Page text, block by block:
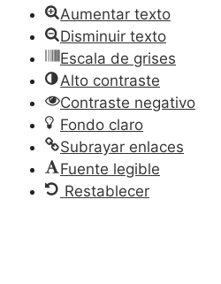
Aumentar texto
Disminuir texto
Escala de grises
Alto contraste
Contraste negativo
Fondo claro
Subrayar enlaces
Fuente legible
Restablecer